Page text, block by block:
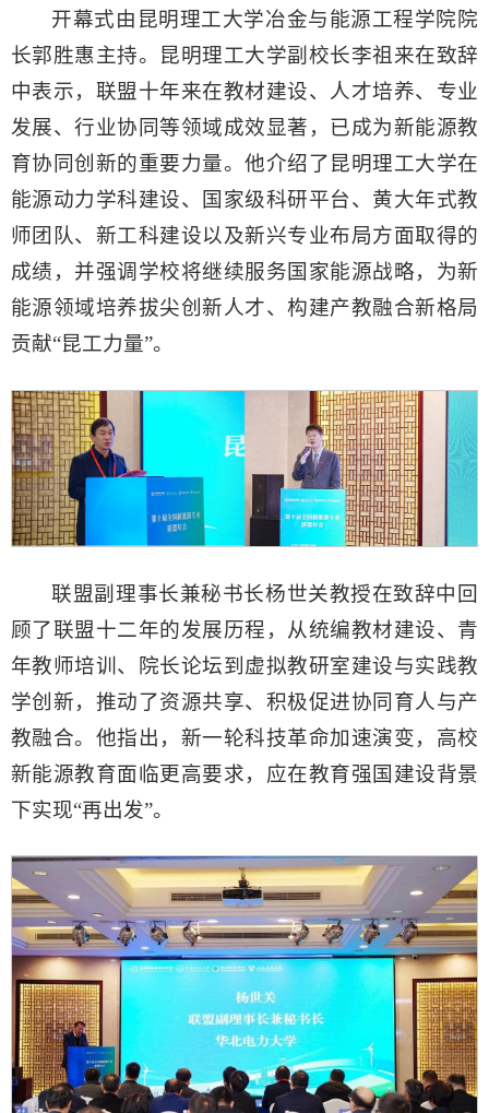
开幕式由昆明理工大学冶金与能源工程学院院
长郭胜惠主持。昆明理工大学副校长李祖来在致辞
中表示，联盟十年来在教材建设、人才培养、专业
发展、行业协同等领域成效显著，已成为新能源教
育协同创新的重要力量。他介绍了昆明理工大学在
能源动力学科建设、国家级科研平台、黄大年式教
师团队、新工科建设以及新兴专业布局方面取得的
成绩，并强调学校将继续服务国家能源战略，为新
能源领域培养拔尖创新人才、构建产教融合新格局
贡献“昆工力量”。
联盟副理事长兼秘书长杨世关教授在致辞中回
顾了联盟十二年的发展历程，从统编教材建设、青
年教师培训、院长论坛到虚拟教研室建设与实践教
学创新，推动了资源共享、积极促进协同育人与产
教融合。他指出，新一轮科技革命加速演变，高校
新能源教育面临更高要求，应在教育强国建设背景
下实现“再出发”。